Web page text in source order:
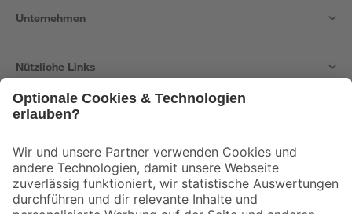
Unternehmen
Nützliche Links
Der toom Newsletter: Keine Angebote und Aktionen mehr verpassen!
Zur Newsletter Anmeldung